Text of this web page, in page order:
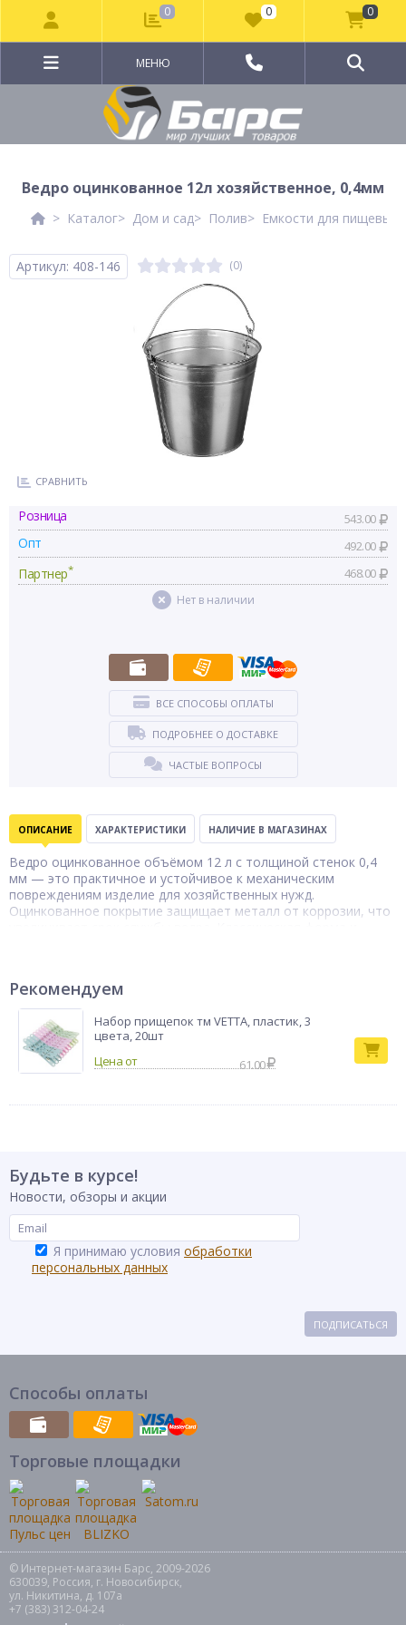
МЕНЮ
Ведро оцинкованное 12л хозяйственное, 0,4мм
Каталог Дом и сад Полив Емкости для
Артикул: 408-146 (0)
СРАВНИТЬ
Розница 543.00
Опт 492.00
Партнер* 468.00
Нет в наличии
ВСЕ СПОСОБЫ ОПЛАТЫ
ПОДРОБНЕЕ О ДОСТАВКЕ
ЧАСТЫЕ ВОПРОСЫ
ОПИСАНИЕ ХАРАКТЕРИСТИКИ НАЛИЧИЕ В МАГАЗИНАХ
Ведро оцинкованное объёмом 12 л с толщиной стенок 0,4
мм — это практичное и устойчивое к механическим
повреждениям изделие для хозяйственных нужд.
Оцинкованное покрытие защищает металл от коррозии, что
инструментов, очистки помещений и других бытовых задач.
Благодаря высокой прочности, оно выдерживает
значительные нагрузки и сохраняет форму при интенсивном
использовании. Ведро станет надежным помощником на
долгие годы, не теряя своих свойств даже при активном
применении.
Рекомендуем
Набор прищепок тм VETTA, пластик, 3
цвета, 20шт
61.00
Будьте в курсе!
Новости, обзоры и акции
Я принимаю условия обработки
персональных данных
ПОДПИСАТЬСЯ
Способы оплаты
Торговые площадки
© Интернет-магазин Барс, 2009-2026
630039, Россия, г. Новосибирск,
ул. Никитина, д. 107а
+7 (383) 312-04-24
0 0 0